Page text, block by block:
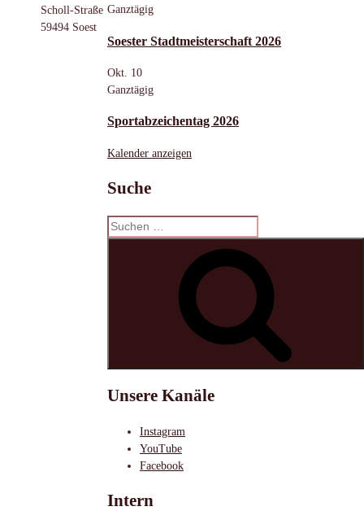
Ganztägig
Soester Stadtmeisterschaft 2026
Okt. 10
Ganztägig
Sportabzeichentag 2026
Kalender anzeigen
Suche
Suchen
nach:
Unsere Kanäle
Instagram
YouTube
Facebook
Intern
Scholl-Straße
59494 Soest